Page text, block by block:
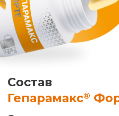
Состав
Гепарамакс®